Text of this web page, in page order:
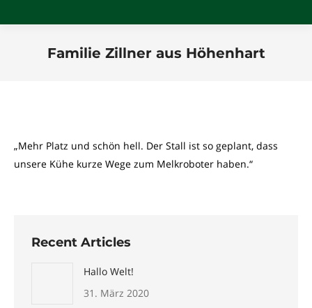
Familie Zillner aus Höhenhart
„Mehr Platz und schön hell. Der Stall ist so geplant, dass
unsere Kühe kurze Wege zum Melkroboter haben.“
Recent Articles
Hallo Welt!
31. März 2020